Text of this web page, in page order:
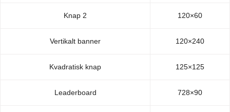
Knap 2 120×60
Vertikalt banner 120×240
Kvadratisk knap 125×125
Leaderboard 728×90